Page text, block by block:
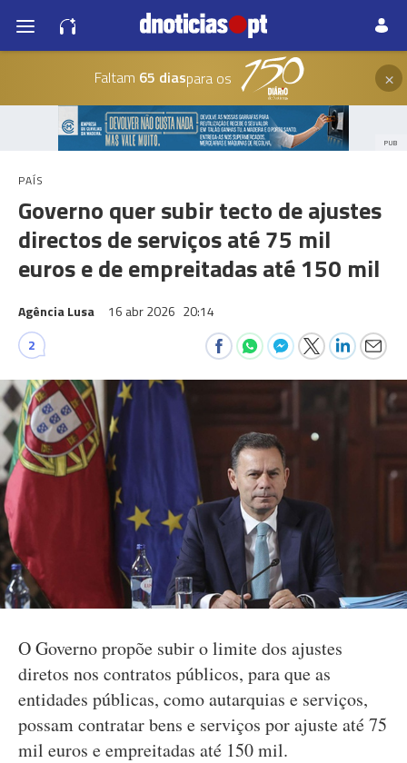
Faltam 65 diaspara os ×
PUB
PAÍS
Governo quer subir tecto de ajustes
directos de serviços até 75 mil
euros e de empreitadas até 150 mil
Agência Lusa 16 abr 2026 20:14
2
O Governo propõe subir o limite dos ajustes
diretos nos contratos públicos, para que as
entidades públicas, como autarquias e serviços,
possam contratar bens e serviços por ajuste até 75
mil euros e empreitadas até 150 mil.